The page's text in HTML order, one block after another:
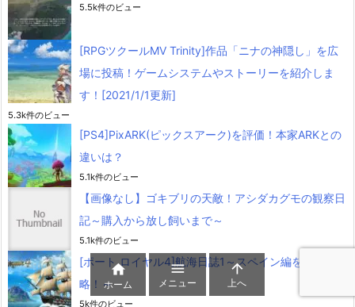
5.5k件のビュー
[RPGツクールMV Trinity]作品「ニナの神隠し」を広
場に投稿！ゲームシステムやストーリーを紹介しま
す！[2021/1/1更新]
5.3k件のビュー
[PS4]PixARK(ピックスアーク)を評価！本家ARKとの
違いは？
5.1k件のビュー
【画像なし】ゴキブリの天敵！アシダカグモの観察日
記～購入から放し飼いまで～
5.1k件のビュー
[ポート ロイヤル4]航海日誌1～スペイン編を商人で攻
略！～
5k件のビュー

ホーム

メニュー

上へ